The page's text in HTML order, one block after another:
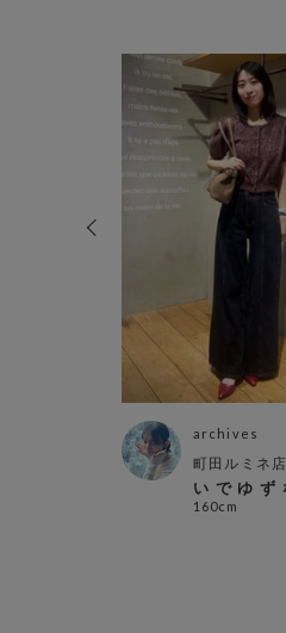
archives
町田ルミネ店
い で ゆ ず
160cm